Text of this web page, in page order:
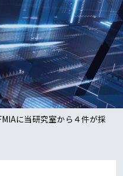
に当研究室から４件が採